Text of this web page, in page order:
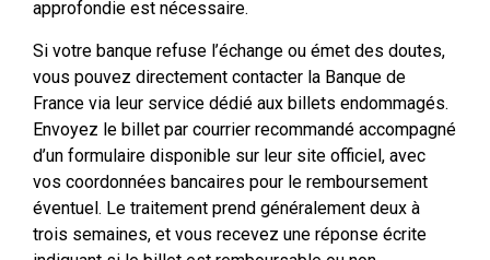
approfondie est nécessaire.
Si votre banque refuse l’échange ou émet des doutes,
vous pouvez directement contacter la Banque de
France via leur service dédié aux billets endommagés.
Envoyez le billet par courrier recommandé accompagné
d’un formulaire disponible sur leur site officiel, avec
vos coordonnées bancaires pour le remboursement
éventuel. Le traitement prend généralement deux à
trois semaines, et vous recevez une réponse écrite